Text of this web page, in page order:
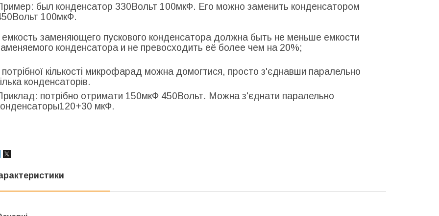
был конденсатор 330Вольт 100мкФ. Его можно заменить конденсатором
100мкФ.
емкость заменяющего пускового конденсатора должна быть не меньше емкости
конденсатора и не превосходить её более чем на 20%;
кількості микрофарад можна домогтися, просто з'єднавши паралельно
конденсаторів.
потрібно отримати 150мкФ 450Вольт. Можна з'єднати паралельно
мкФ.